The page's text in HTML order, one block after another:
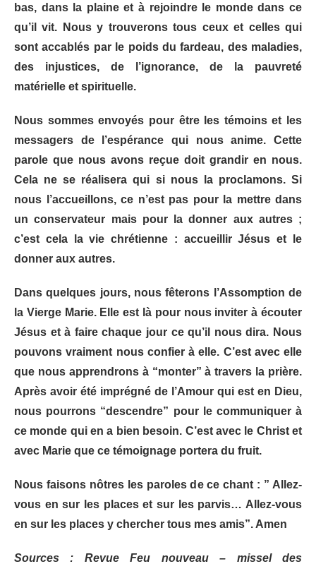
bas, dans la plaine et à rejoindre le monde dans ce
qu’il vit. Nous y trouverons tous ceux et celles qui
sont accablés par le poids du fardeau, des maladies,
des injustices, de l’ignorance, de la pauvreté
matérielle et spirituelle.
Nous sommes envoyés pour être les témoins et les
messagers de l’espérance qui nous anime. Cette
parole que nous avons reçue doit grandir en nous.
Cela ne se réalisera qui si nous la proclamons. Si
nous l’accueillons, ce n’est pas pour la mettre dans
un conservateur mais pour la donner aux autres ;
c’est cela la vie chrétienne : accueillir Jésus et le
donner aux autres.
Dans quelques jours, nous fêterons l’Assomption de
la Vierge Marie. Elle est là pour nous inviter à écouter
Jésus et à faire chaque jour ce qu’il nous dira. Nous
pouvons vraiment nous confier à elle. C’est avec elle
que nous apprendrons à “monter” à travers la prière.
Après avoir été imprégné de l’Amour qui est en Dieu,
nous pourrons “descendre” pour le communiquer à
ce monde qui en a bien besoin. C’est avec le Christ et
avec Marie que ce témoignage portera du fruit.
Nous faisons nôtres les paroles de ce chant : ” Allez-
vous en sur les places et sur les parvis… Allez-vous
en sur les places y chercher tous mes amis”. Amen
Sources : Revue Feu nouveau – missel des